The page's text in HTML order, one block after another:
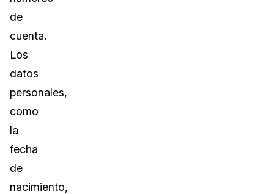
de
cuenta.
Los
datos
personales,
como
la
fecha
de
nacimiento,